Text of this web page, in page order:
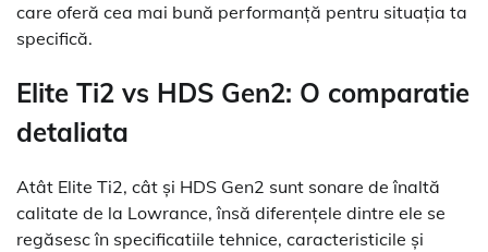
care oferă cea mai bună performanță pentru situația ta
specifică.
Elite Ti2 vs HDS Gen2: O comparatie
detaliata
Atât Elite Ti2, cât și HDS Gen2 sunt sonare de înaltă
calitate de la Lowrance, însă diferențele dintre ele se
regăsesc în specificatiile tehnice, caracteristicile și